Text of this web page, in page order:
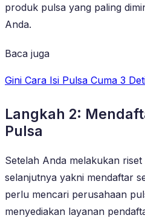
produk pulsa yang paling
Anda.
Baca juga
Gini Cara Isi Pulsa Cuma 3
Langkah 2:
Pulsa
Setelah Anda melakukan
selanjutnya yakni mendaftar
perlu mencari perusahaan
menyediakan layanan